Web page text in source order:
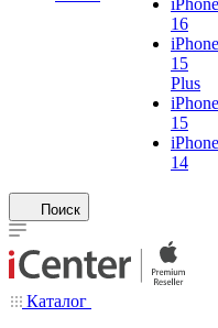
iPhone
16
iPhone
15
Plus
iPhone
15
iPhone
14
Поиск
Каталог